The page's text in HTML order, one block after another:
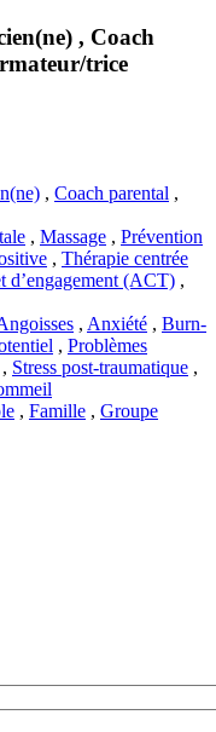
, Coach
trice
, Coach parental ,
, Massage , Prévention
, Thérapie centrée
d’engagement (ACT) ,
, Anxiété , Burn-
, Problèmes
, Stress post-traumatique ,
, Famille , Groupe